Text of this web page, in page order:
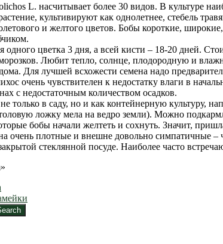
L. насчитывает более 30 видов. В культуре
культивируют как однолетнее, стебель
и желтого цветов. Бобы короткие,
цветка 3 дня, а всей кисти – 18-20 дней.
Любит тепло, солнце, плодородную и
Для лучшей всхожести семена надо
очень чувствителен к недостатку влаги в
с недостаточным количеством осадков.
только в саду, но и как контейнерную культуру,
ложку мела на ведро земли). Можно
бобы начали желтеть и сохнуть. Значит,
очень плотные и внешне довольно симпатичные –
стеклянной посуде. Наиболее часто